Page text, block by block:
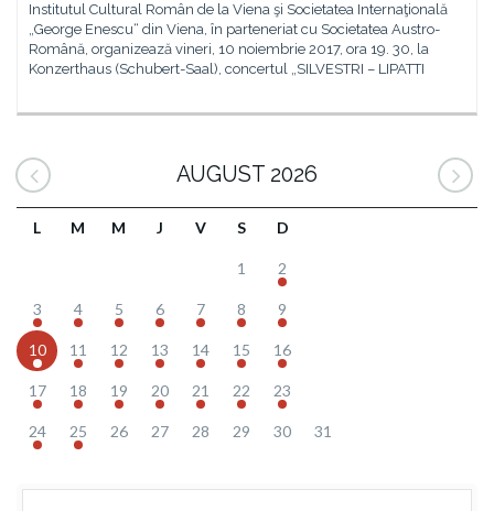
Institutul Cultural Român de la Viena şi Societatea Internaţională
„George Enescu“ din Viena, în parteneriat cu Societatea Austro-
Română, organizează vineri, 10 noiembrie 2017, ora 19. 30, la
Konzerthaus (Schubert-Saal), concertul „SILVESTRI – LIPATTI
AUGUST 2026
L M M J V S D
1 2
3 4 5 6 7 8 9
10 11 12 13 14 15 16
17 18 19 20 21 22 23
24 25 26 27 28 29 30 31